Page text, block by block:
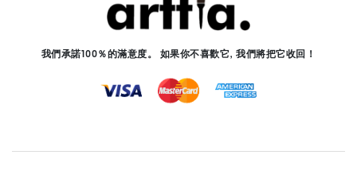
我們承諾100％的滿意度。 如果你不喜歡它, 我們將把它收回！